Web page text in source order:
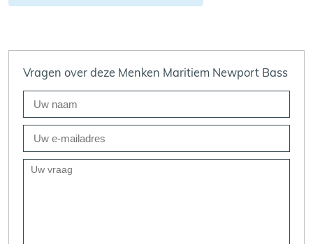
Vragen over deze Menken Maritiem Newport Bass